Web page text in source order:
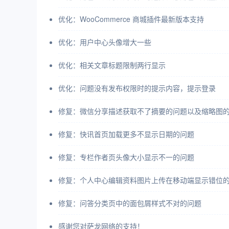
优化：WooCommerce 商城插件最新版本支持
优化：用户中心头像增大一些
优化：相关文章标题限制两行显示
优化：问题没有发布权限时的提示内容，提示登录
修复：微信分享描述获取不了摘要的问题以及缩略图
修复：快讯首页加载更多不显示日期的问题
修复：专栏作者页头像大小显示不一的问题
修复：个人中心编辑资料图片上传在移动端显示错位
修复：问答分类页中的面包屑样式不对的问题
感谢您对萨龙网络的支持！